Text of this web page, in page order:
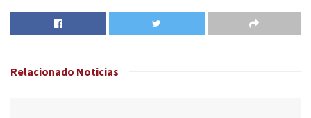
Relacionado Noticias